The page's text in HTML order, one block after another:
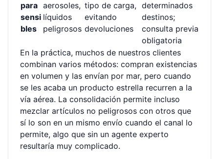
para
sensi
bles
aerosoles,
líquidos
peligrosos
tipo de carga,
evitando
devoluciones
determinados
destinos;
consulta previa
obligatoria
En la práctica, muchos de nuestros clientes
combinan varios métodos: compran existencias
en volumen y las envían por mar, pero cuando
se les acaba un producto estrella recurren a la
vía aérea. La consolidación permite incluso
mezclar artículos no peligrosos con otros que
sí lo son en un mismo envío cuando el canal lo
permite, algo que sin un agente experto
resultaría muy complicado.